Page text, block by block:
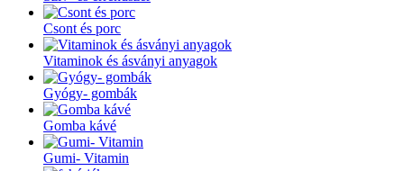
Csont és porc
Vitaminok és ásványi anyagok
Gyógy- gombák
Gomba kávé
Gumi- Vitamin